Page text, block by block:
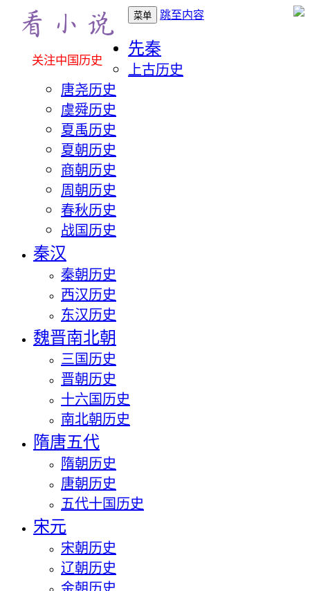
关注中国历史
菜单 跳至内容
先秦
上古历史
唐尧历史
虞舜历史
夏禹历史
夏朝历史
商朝历史
周朝历史
春秋历史
战国历史
秦汉
秦朝历史
西汉历史
东汉历史
魏晋南北朝
三国历史
晋朝历史
十六国历史
南北朝历史
隋唐五代
隋朝历史
唐朝历史
五代十国历史
宋元
宋朝历史
辽朝历史